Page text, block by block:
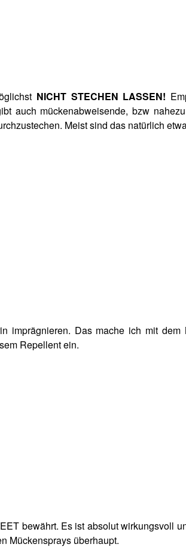
NICHT STECHEN LASSEN!
auch mückenabweisende, bzw
Meist sind das natürlich
imprägnieren. Das mache ich mit
Repellent ein.
bewährt. Es ist absolut wirkungsvoll
Mückensprays überhaupt.